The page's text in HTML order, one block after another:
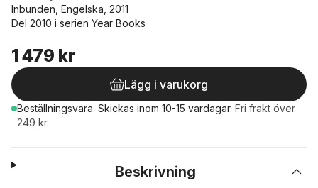
Inbunden, Engelska, 2011
Del 2010 i serien Year Books
1 479 kr
Lägg i varukorg
Beställningsvara. Skickas inom 10-15 vardagar. Fri frakt över
249 kr.
Beskrivning